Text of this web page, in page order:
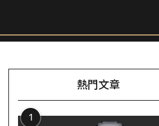
熱門文章
1